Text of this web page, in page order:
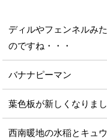
ディルやフェンネルみ
のですね・・・
バナナピーマン
葉色板が新しくなりまし
西南暖地の水稲とキュ